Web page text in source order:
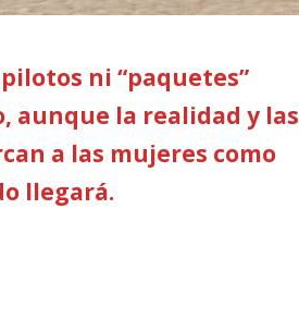
ni “paquetes”
aunque la realidad y las
a las mujeres como
llegará.